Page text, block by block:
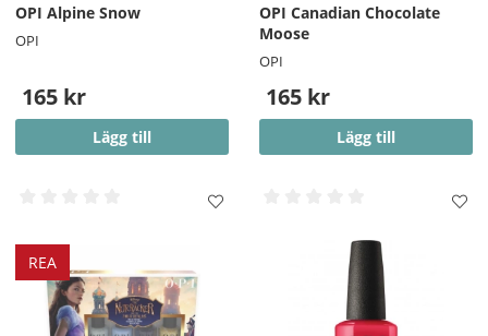
OPI Alpine Snow
OPI
165 kr
Lägg till
OPI Canadian Chocolate
Moose
OPI
165 kr
Lägg till
REA